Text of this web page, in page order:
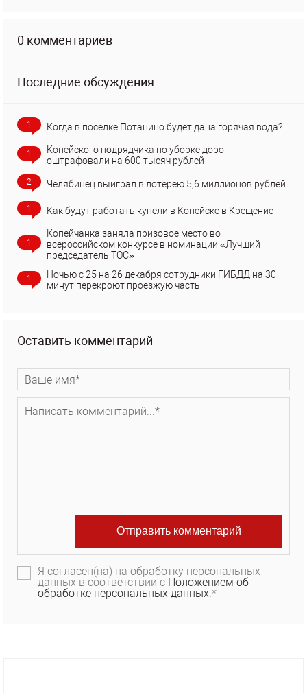
0 комментариев
Последние обсуждения
1 Когда в поселке Потанино будет дана горячая вода?
1
Копейского подрядчика по уборке дорог
оштрафовали на 600 тысяч рублей
2 Челябинец выиграл в лотерею 5,6 миллионов рублей
1 Как будут работать купели в Копейске в Крещение
1
Копейчанка заняла призовое место во
всероссийском конкурсе в номинации «Лучший
председатель ТОС»
1
Ночью с 25 на 26 декабря сотрудники ГИБДД на 30
минут перекроют проезжую часть
Оставить комментарий
Я согласен(на) на обработку персональных
данных в соответствии с Положением об
обработке персональных данных.*